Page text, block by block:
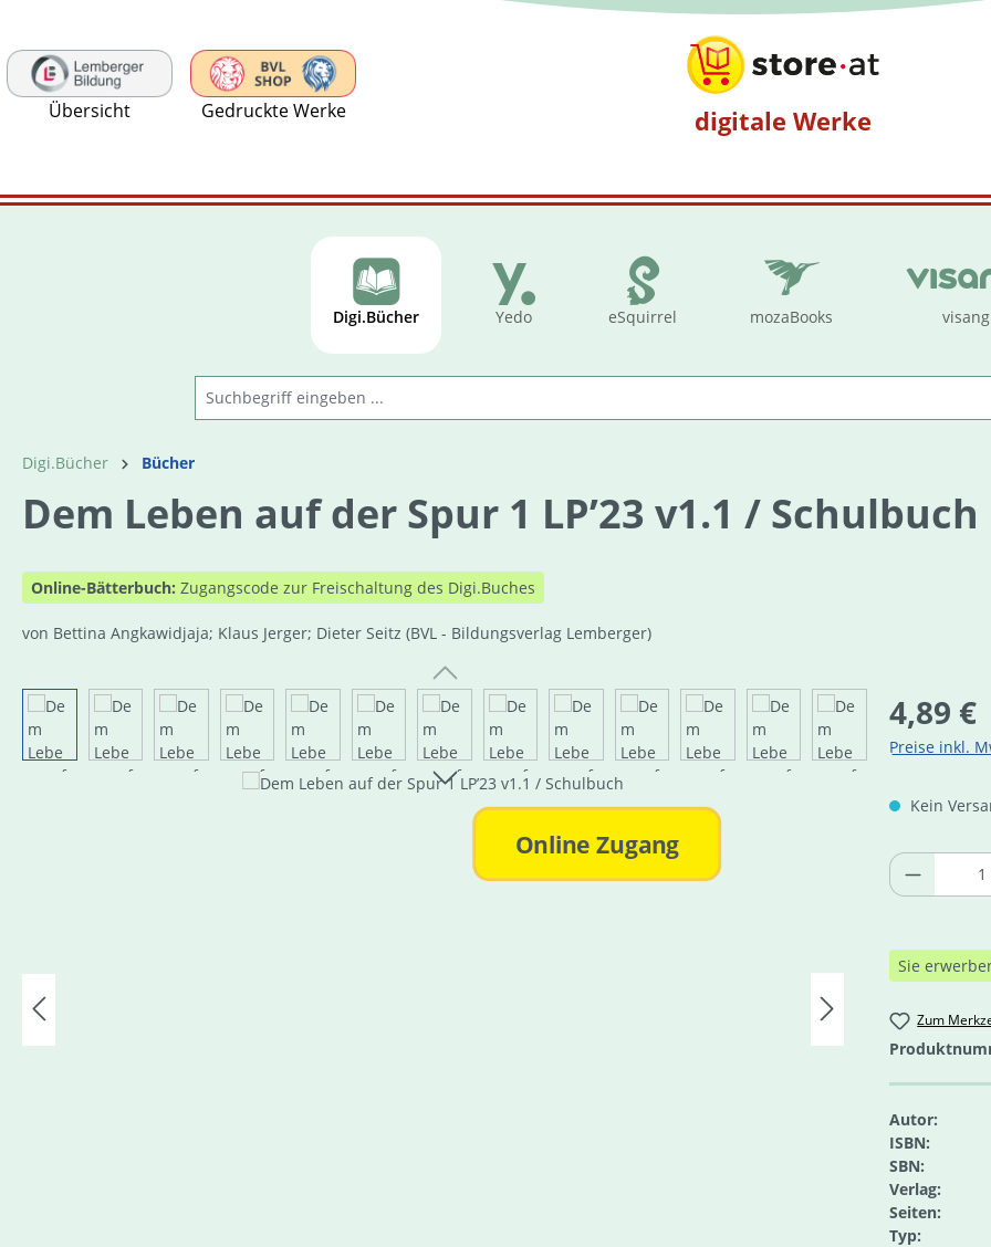
Übersicht Gedruckte Werke digitale Werke
Digi.Bücher Yedo eSquirrel mozaBooks visang
Digi.Bücher Bücher
Dem Leben auf der Spur 1 LP’23 v1.1 / Schulbuch
Online-Bätterbuch: Zugangscode zur Freischaltung des Digi.Buches
von Bettina Angkawidjaja; Klaus Jerger; Dieter Seitz (BVL - Bildungsverlag Lemberger)
Bildergalerie überspringen
Online Zugang
Regulärer
4,89 €
Preise inkl.
Kein
Sie
Zum
Autor:
ISBN:
SBN:
Verlag:
Seiten:
Typ: